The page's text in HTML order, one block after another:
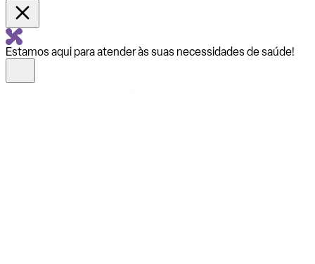
Estamos aqui para atender às suas necessidades de saúde!